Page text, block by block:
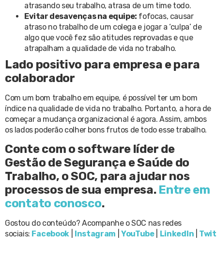
atrasando seu trabalho, atrasa de um time todo.
Evitar desavenças na equipe: fofocas, causar
atraso no trabalho de um colega e jogar a ‘culpa’ de
algo que você fez são atitudes reprovadas e que
atrapalham a qualidade de vida no trabalho.
Lado positivo para empresa e para
colaborador
Com um bom trabalho em equipe, é possível ter um bom
índice na qualidade de vida no trabalho. Portanto, a hora de
começar a mudança organizacional é agora. Assim, ambos
os lados poderão colher bons frutos de todo esse trabalho.
Conte com o software líder de
Gestão de Segurança e Saúde do
Trabalho, o SOC, para ajudar nos
processos de sua empresa. Entre em
contato conosco.
Gostou do conteúdo? Acompanhe o SOC nas redes
sociais: Facebook Instagram YouTube| LinkedIn